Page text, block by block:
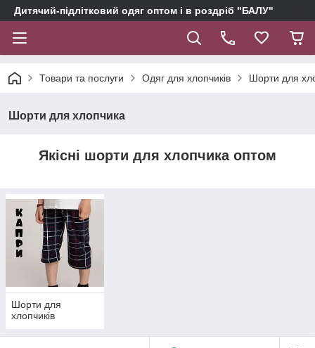
Дитячий-підлітковий одяг оптом і в роздріб "БАЛУ"
Товари та послуги Одяг для хлопчиків Шорти для
Шорти для хлопчика
Якісні шорти для хлопчика оптом
Шорти для
хлопчиків